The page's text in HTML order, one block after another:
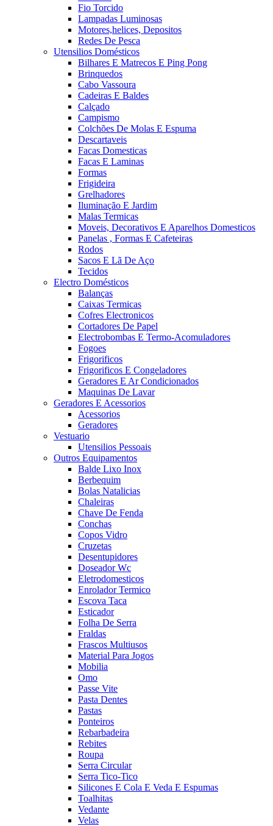
Fio Torcido
Lampadas Luminosas
Motores,helices, Depositos
Redes De Pesca
Utensilios Domésticos
Bilhares E Matrecos E Ping Pong
Brinquedos
Cabo Vassoura
Cadeiras E Baldes
Calçado
Campismo
Colchões De Molas E Espuma
Descartaveis
Facas Domesticas
Facas E Laminas
Formas
Frigideira
Grelhadores
Iluminação E Jardim
Malas Termicas
Moveis, Decorativos E Aparelhos Domesticos
Panelas , Formas E Cafeteiras
Rodos
Sacos E Lã De Aço
Tecidos
Electro Domésticos
Balanças
Caixas Termicas
Cofres Electronicos
Cortadores De Papel
Electrobombas E Termo-Acomuladores
Fogoes
Frigorificos
Frigorificos E Congeladores
Geradores E Ar Condicionados
Maquinas De Lavar
Geradores E Acessorios
Acessorios
Geradores
Vestuario
Utensilios Pessoais
Outros Equipamentos
Balde Lixo Inox
Berbequim
Bolas Natalicias
Chaleiras
Chave De Fenda
Conchas
Copos Vidro
Cruzetas
Desentupidores
Doseador Wc
Eletrodomesticos
Enrolador Termico
Escova Taca
Esticador
Folha De Serra
Fraldas
Frascos Multiusos
Material Para Jogos
Mobilia
Omo
Passe Vite
Pasta Dentes
Pastas
Ponteiros
Rebarbadeira
Rebites
Roupa
Serra Circular
Serra Tico-Tico
Silicones E Cola E Veda E Espumas
Toalhitas
Vedante
Velas